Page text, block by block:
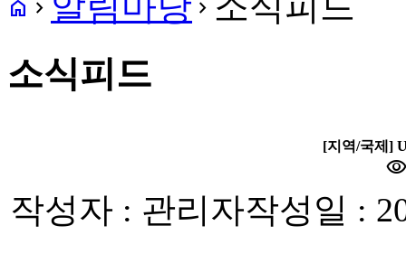
home navigate_next navigate_next
소식피드
[지역/국제]
작성자 : 관리자작성일 :